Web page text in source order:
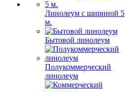
Линолеум с шириной 5
м.
Бытовой линолеум
Полукоммерческий
линолеум